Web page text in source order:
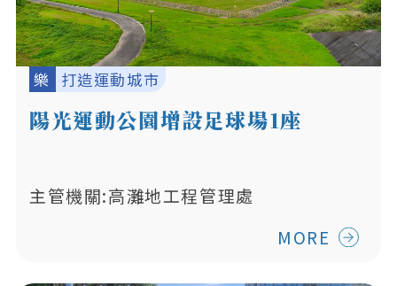
樂 打造運動城市
陽光運動公園增設足球場1座
主管機關:高灘地工程管理處
MORE